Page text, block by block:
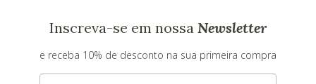
Inscreva-se em nossa Newsletter
e receba 10% de desconto na sua primeira compra
E-mail